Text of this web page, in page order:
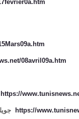
08avril09a.htm
https://
جويلية https://